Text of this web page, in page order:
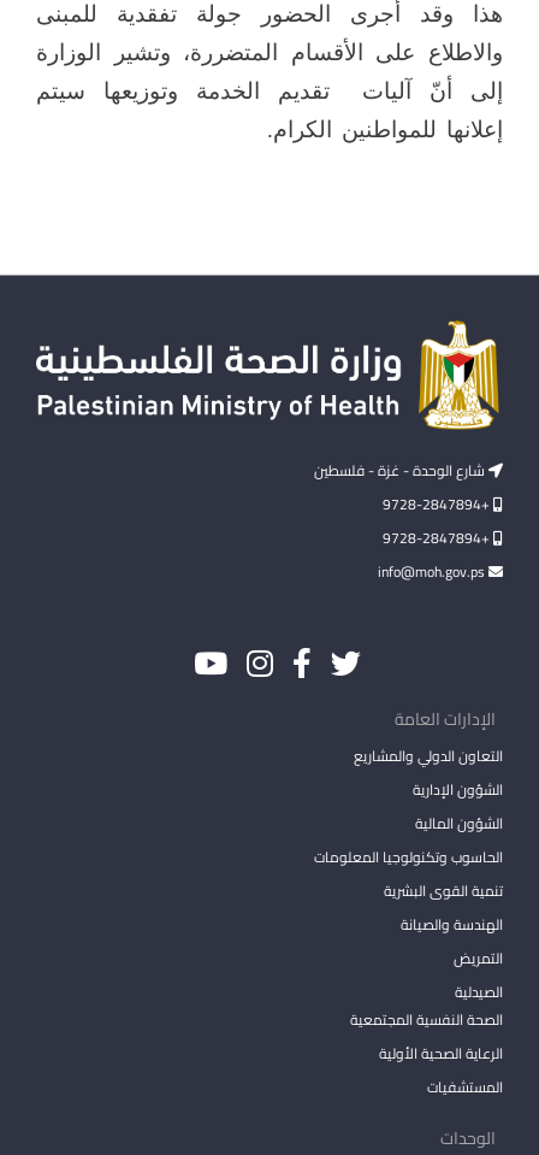
هذا وقد أجرى الحضور جولة تفقدية للمبنى
والاطلاع على الأقسام المتضررة، وتشير الوزارة
إلى أنّ آليات
تقديم الخدمة وتوزيعها سيتم
إعلانها للمواطنين الكرام.
شارع الوحدة - غزة - فلسطين
+9728-2847894
+9728-2847894
الإدارات العامة
التعاون الدولي والمشاريع
الشؤون الإدارية
الشؤون المالية
الحاسوب وتكنولوجيا المعلومات
تنمية القوى البشرية
الهندسة والصيانة
التمريض
الصيدلية
الصحة النفسية المجتمعية
الرعاية الصحية الأولية
المستشفيات
الوحدات